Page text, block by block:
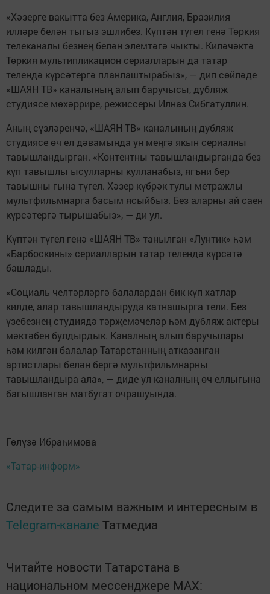
«Хәзерге вакытта без Америка, Англия, Бразилия
илләре белән тыгыз эшлибез. Күптән түгел генә Төркия
телеканалы безнең белән элемтәгә чыкты. Киләчәктә
Төркия мультипликацион сериалларын да татар
телендә күрсәтергә планлаштырабыз», — дип сөйләде
«ШАЯН ТВ» каналының алып баручысы, дубляж
студиясе мөхәррире, режиссеры Илназ Сибгатуллин.
Аның сүзләренчә, «ШАЯН ТВ» каналының дубляж
студиясе өч ел дәвамында ун меңгә якын сериалны
тавышландырган. «Контентны тавышландырганда без
күп тавышлы ысулларны кулланабыз, ягъни бер
тавышны гына түгел. Хәзер күбрәк тулы метражлы
мультфильмнарга басым ясыйбыз. Без аларны ай саен
күрсәтергә тырышабыз», — ди ул.
Күптән түгел генә «ШАЯН ТВ» танылган «Лунтик» һәм
«Барбоскины» сериалларын татар телендә күрсәтә
башлады.
«Социаль челтәрләргә балалардан бик күп хатлар
килде, алар тавышландыруда катнашырга тели. Без
үзебезнең студиядә тәрҗемәчеләр һәм дубляж актеры
мәктәбен булдырдык. Каналның алып баручылары
һәм килгән балалар Татарстанның атказанган
артистлары белән бергә мультфильмнарны
тавышландыра ала», — диде ул каналның өч еллыгына
багышланган матбугат очрашуында.
Гөлүзә Ибраһимова
«Татар-информ»
Следите за самым важным и интересным в
Telegram-канале Татмедиа
Читайте новости Татарстана в
национальном мессенджере MАХ: